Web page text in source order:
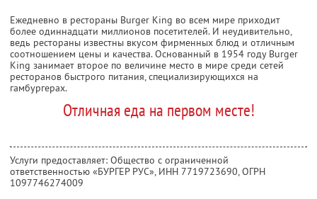
Ежедневно в рестораны Burger King во всем мире приходит
более одиннадцати миллионов посетителей. И неудивительно,
ведь рестораны известны вкусом фирменных блюд и отличным
соотношением цены и качества. Основанный в 1954 году Burger
King занимает второе по величине место в мире среди сетей
ресторанов быстрого питания, специализирующихся на
гамбургерах.
Отличная еда на первом месте!
Услуги предоставляет: Общество с ограниченной
ответственностью «БУРГЕР РУС», ИНН 7719723690, ОГРН
1097746274009